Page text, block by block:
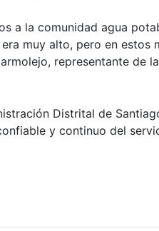
a la comunidad agua
muy alto, pero en estos
representante de
Distrital de
y continuo del